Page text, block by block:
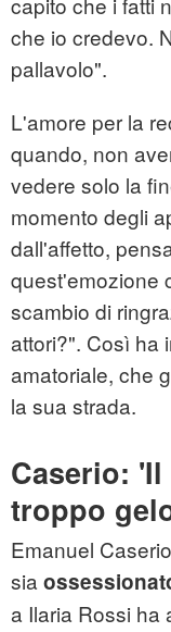
che io credevo.
pallavolo".
L'amore per la
quando, non
vedere solo la
momento degli
dall'affetto,
quest'emozione
scambio di
attori?". Così ha
amatoriale, che
la sua strada.
Caserio:
troppo
Emanuel
sia
a Ilaria Rossi ha